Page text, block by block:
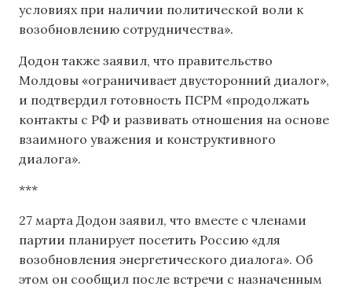
условиях при наличии политической воли к
возобновлению сотрудничества».
Додон также заявил, что правительство
Молдовы «ограничивает двусторонний диалог»,
и подтвердил готовность ПСРМ «продолжать
контакты с РФ и развивать отношения на основе
взаимного уважения и конструктивного
диалога».
***
27 марта Додон заявил, что вместе с членами
партии планирует посетить Россию «для
возобновления энергетического диалога». Об
этом он сообщил после встречи с назначенным